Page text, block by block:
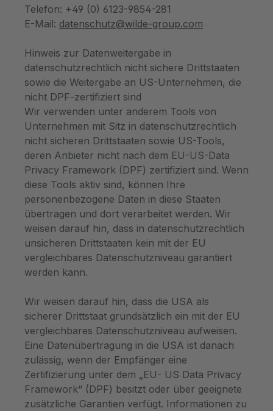
Telefon: +49 (0) 6123-9854-281
E-Mail: datenschutz@wilde-group.com
Hinweis zur Datenweitergabe in
datenschutzrechtlich nicht sichere Drittstaaten
sowie die Weitergabe an US-Unternehmen, die
nicht DPF-zertifiziert sind
Wir verwenden unter anderem Tools von
Unternehmen mit Sitz in datenschutzrechtlich
nicht sicheren Drittstaaten sowie US-Tools,
deren Anbieter nicht nach dem EU-US-Data
Privacy Framework (DPF) zertifiziert sind. Wenn
diese Tools aktiv sind, können Ihre
personenbezogene Daten in diese Staaten
übertragen und dort verarbeitet werden. Wir
weisen darauf hin, dass in datenschutzrechtlich
unsicheren Drittstaaten kein mit der EU
vergleichbares Datenschutzniveau garantiert
werden kann.
Wir weisen darauf hin, dass die USA als
sicherer Drittstaat grundsätzlich ein mit der EU
vergleichbares Datenschutzniveau aufweisen.
Eine Datenübertragung in die USA ist danach
zulässig, wenn der Empfänger eine
Zertifizierung unter dem „EU- US Data Privacy
Framework“ (DPF) besitzt oder über geeignete
zusätzliche Garantien verfügt. Informationen zu